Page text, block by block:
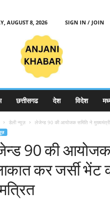
AUGUST 8, 2026 SIGN IN / JOIN
छत्तीसगढ देश विदेश
डेली न्यूज़ लेजेन्ड 90 की आयोजक समिति ने
90 की आयोजक
कर जर्सी भेंट